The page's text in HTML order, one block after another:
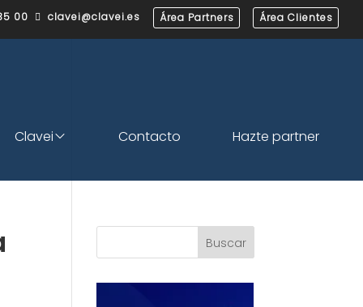
00  clavei@clavei.es Área Partners Área Clientes
Clavei Contacto Hazte partner